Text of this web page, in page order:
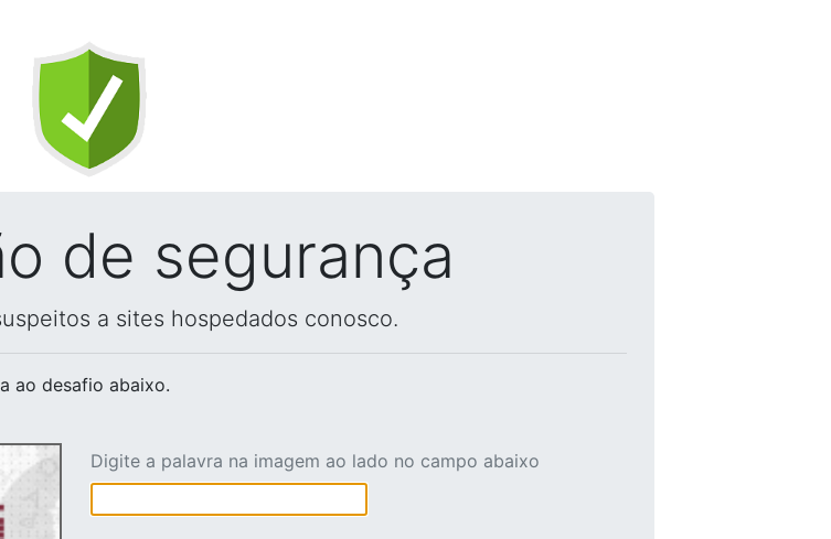
de segurança
a sites hospedados conosco.
ao desafio abaixo.
Digite a palavra na imagem ao lado no campo abaixo